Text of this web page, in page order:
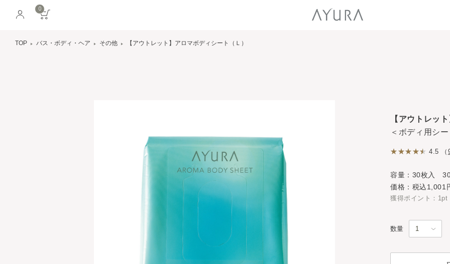
0
TOP バス・ボディ・ヘア その他 【アウトレット】アロマボディシート（Ｌ）
【アウトレッ
＜ボディ用シー
4.5 （
容量：30枚入
価格：税込1,001
獲得ポイント：1pt
数量